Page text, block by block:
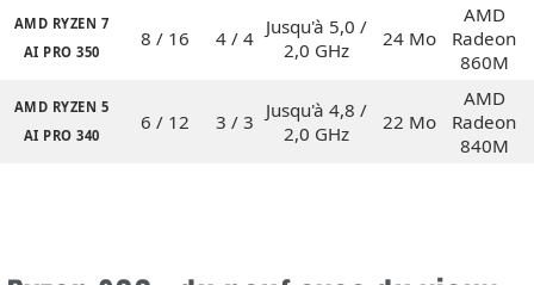
AMD RYZEN 7
AI PRO 350
8 / 16 4 / 4 Jusqu'à 5,0 /
2,0 GHz
24 Mo
AMD
Radeon
860M
AMD RYZEN 5
AI PRO 340
6 / 12 3 / 3 Jusqu'à 4,8 /
2,0 GHz
22 Mo
AMD
Radeon
840M